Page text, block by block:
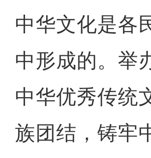
中华文化是各
中形成的。举
中华优秀传统
族团结，铸牢